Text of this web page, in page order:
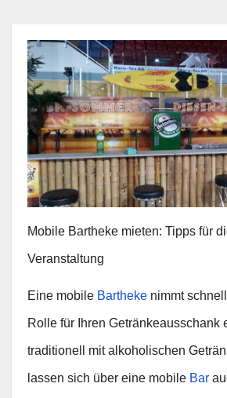
Mobile Bartheke mieten: Tipps für
Veranstaltung
Eine mobile Bartheke nimmt
Rolle für Ihren Getränkeausschank
traditionell mit alkoholischen
lassen sich über eine mobile Bar